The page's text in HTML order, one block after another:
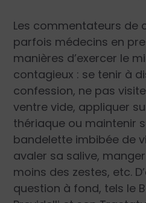
Les commentateurs de
parfois médecins en
manières d’exercer le
contagieux : se tenir à
confession, ne pas
ventre vide, appliquer
thériaque ou maintenir
bandelette imbibée de
avaler sa salive,
moins des zestes, etc.
question à fond, tels le